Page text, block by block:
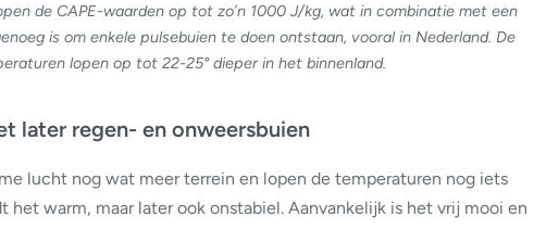
de CAPE-waarden op tot zo’n 1000 J/kg, wat in combinatie met een
is om enkele pulsebuien te doen ontstaan, vooral in Nederland. De
lopen op tot 22-25° dieper in het binnenland.
later regen- en onweersbuien
lucht nog wat meer terrein en lopen de temperaturen nog iets
het warm, maar later ook onstabiel. Aanvankelijk is het vrij mooi en